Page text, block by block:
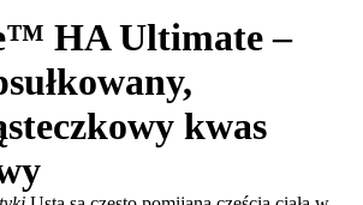
HA Ultimate –
kwas